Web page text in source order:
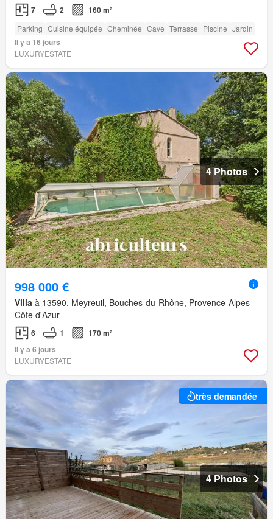
7 2 160 m²
Parking Cuisine équipée Cheminée Cave Terrasse Piscine Jardin
Il y a 16 jours
LUXURYESTATE
4 Photos
998 000 €
Villa à 13590, Meyreuil, Bouches-du-Rhône, Provence-Alpes-
Côte d'Azur
6 1
170 m²
Il y a 6 jours
LUXURYESTATE
très demandée
4 Photos